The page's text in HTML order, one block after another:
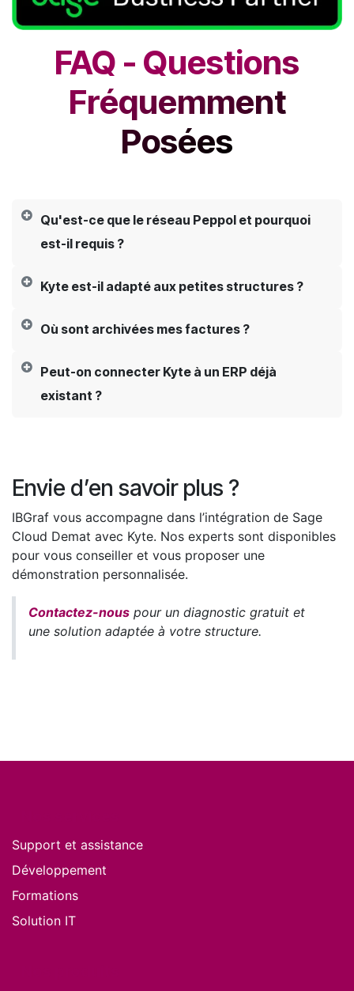
FAQ - Questions
Fréquemment
Posées​
Qu'est-ce que le réseau Peppol et pourquoi
est-il requis ?
Kyte est-il adapté aux petites structures ?
Où sont archivées mes factures ?
Peut-on connecter Kyte à un ERP déjà
existant ?
Envie d’en savoir plus ?
IBGraf vous accompagne dans l’intégration de Sage
Cloud Demat avec Kyte. Nos experts sont disponibles
pour vous conseiller et vous proposer une
démonstration personnalisée.
Contactez-nous pour un diagnostic gratuit et
une solution adaptée à votre structure.
Support et assistance
Développement
Formations
Solution IT